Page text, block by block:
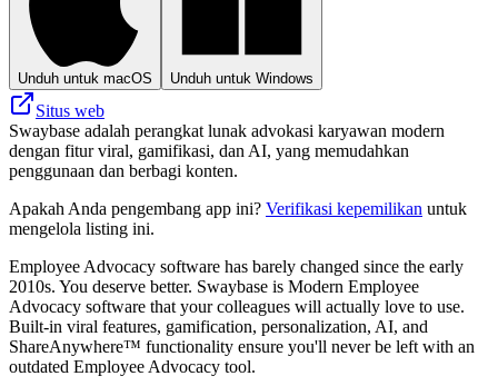
Unduh untuk macOS Unduh untuk Windows
Situs web
Swaybase adalah perangkat lunak advokasi karyawan modern
dengan fitur viral, gamifikasi, dan AI, yang memudahkan
penggunaan dan berbagi konten.
Apakah Anda pengembang app ini? Verifikasi kepemilikan untuk
mengelola listing ini.
Employee Advocacy software has barely changed since the early
2010s. You deserve better. Swaybase is Modern Employee
Advocacy software that your colleagues will actually love to use.
Built-in viral features, gamification, personalization, AI, and
ShareAnywhere™ functionality ensure you'll never be left with an
outdated Employee Advocacy tool.